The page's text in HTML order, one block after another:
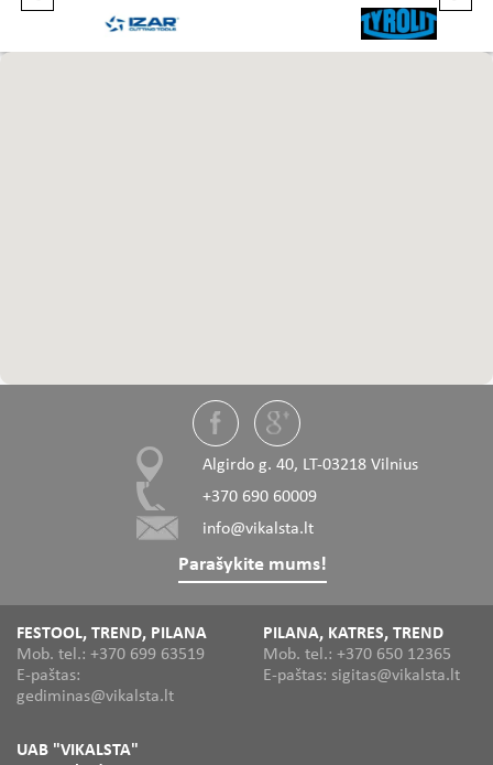
Algirdo g. 40, LT-03218 Vilnius
+370 690 60009
info@vikalsta.lt
Parašykite mums!
FESTOOL, TREND, PILANA
Mob. tel.: +370 699 63519
E-paštas:
gediminas@vikalsta.lt
PILANA, KATRES, TREND
Mob. tel.: +370 650 12365
E-paštas: sigitas@vikalsta.lt
UAB "VIKALSTA"